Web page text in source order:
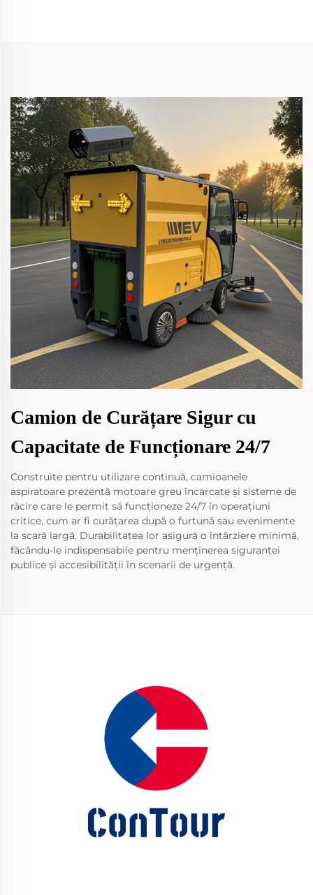
Camion de Curățare Sigur cu
Capacitate de Funcționare 24/7
Construite pentru utilizare continuă, camioanele
aspiratoare prezentă motoare greu încarcate și sisteme de
răcire care le permit să funcționeze 24/7 în operațiuni
critice, cum ar fi curățarea după o furtună sau evenimente
la scară largă. Durabilitatea lor asigură o întârziere minimă,
făcându-le indispensabile pentru menținerea siguranței
publice și accesibilității în scenarii de urgență.